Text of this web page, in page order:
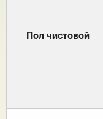
Пол чистовой